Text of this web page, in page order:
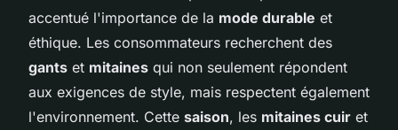
accentué l'importance de la mode durable et
éthique. Les consommateurs recherchent des
gants et mitaines qui non seulement répondent
aux exigences de style, mais respectent également
l'environnement. Cette saison, les mitaines cuir et